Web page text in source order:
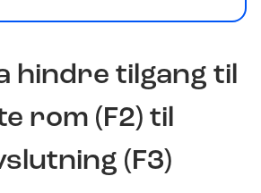
hindre tilgang til
rom (F2) til
(F3)